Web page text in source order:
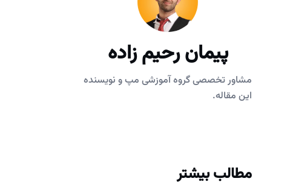
پیمان رحیم زاده
مشاور تخصصی گروه آموزشی مپ و نویسنده
این مقاله.
مطالب بیشتر